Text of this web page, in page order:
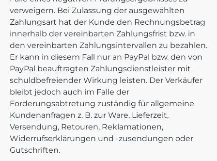
verweigern. Bei Zulassung der ausgewählten
Zahlungsart hat der Kunde den Rechnungsbetrag
innerhalb der vereinbarten Zahlungsfrist bzw. in
den vereinbarten Zahlungsintervallen zu bezahlen.
Er kann in diesem Fall nur an PayPal bzw. den von
PayPal beauftragten Zahlungsdienstleister mit
schuldbefreiender Wirkung leisten. Der Verkäufer
bleibt jedoch auch im Falle der
Forderungsabtretung zuständig für allgemeine
Kundenanfragen z. B. zur Ware, Lieferzeit,
Versendung, Retouren, Reklamationen,
Widerrufserklärungen und -zusendungen oder
Gutschriften.